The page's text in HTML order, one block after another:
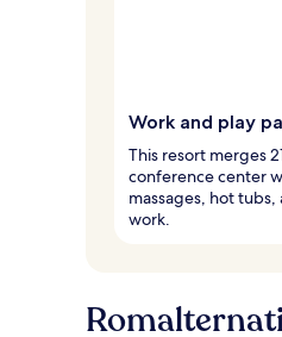
Work and play
This resort merges
conference center
massages, hot
work.